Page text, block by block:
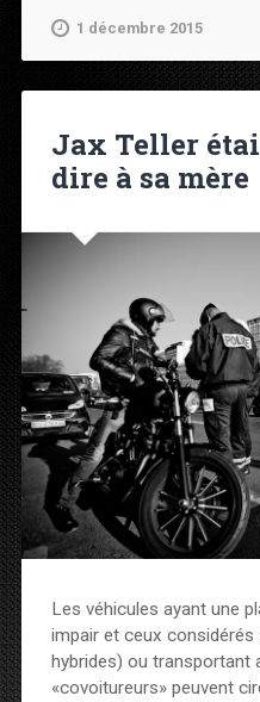
1 décembre 2015
Jax Teller
dire à sa mère
Les véhicules ayant une
impair et ceux considérés
hybrides) ou transportant
«covoitureurs» peuvent